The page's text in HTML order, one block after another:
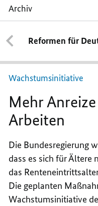
Archiv
Mehr
Anreize
für
längeres
Arbeiten
Reformen für
Wachstumsinitiative
Mehr
Arbeiten
Die Bundesregierung
dass es sich für Ältere
das
Die geplanten
Wachstumsinitiative